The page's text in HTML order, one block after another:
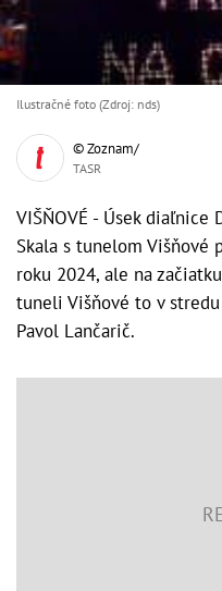
Ilustračné foto (Zdroj: nds)
© Zoznam/
TASR
VIŠŇOVÉ - Úsek diaľnice
Skala s tunelom Višňové
roku 2024, ale na
tuneli Višňové to v
Pavol Lančarič.